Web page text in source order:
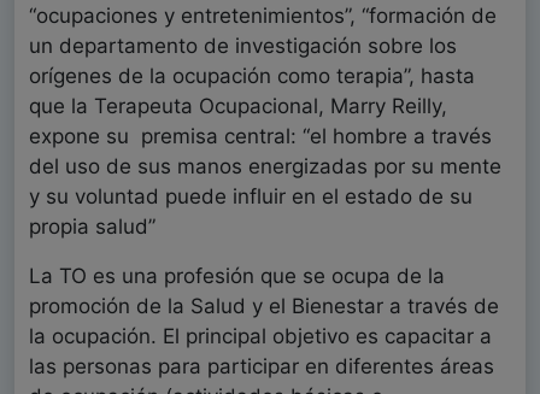
“ocupaciones y entretenimientos”, “formación de
un departamento de investigación sobre los
orígenes de la ocupación como terapia”, hasta
que la Terapeuta Ocupacional, Marry Reilly,
expone su premisa central: “el hombre a través
del uso de sus manos energizadas por su mente
y su voluntad puede influir en el estado de su
propia salud”
La TO es una profesión que se ocupa de la
promoción de la Salud y el Bienestar a través de
la ocupación. El principal objetivo es capacitar a
las personas para participar en diferentes áreas